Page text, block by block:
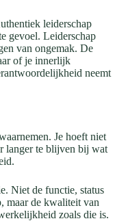
leiderschap
gevoel. Leiderschap
van ongemak. De
of je innerlijk
neemt
Je hoeft niet
langer te blijven bij wat
Niet de functie, status
maar de kwaliteit van
zoals die is.